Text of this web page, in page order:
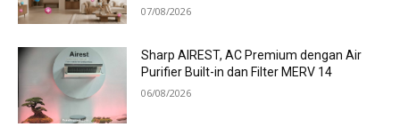
07/08/2026
Sharp AIREST, AC Premium dengan Air
Purifier Built-in dan Filter MERV 14
06/08/2026